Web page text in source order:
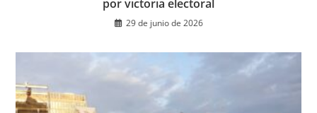
por victoria electoral
29 de junio de 2026